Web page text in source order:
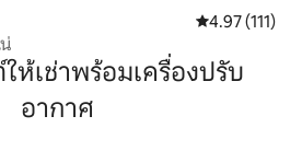
คะแนนเฉลี่ย
4.97 (111)
ห้เช่าพร้อมเครื่องปรับ
อากาศ